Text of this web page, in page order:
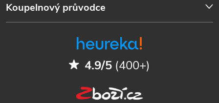
Koupelnový průvodce
4.9/5 (400+)